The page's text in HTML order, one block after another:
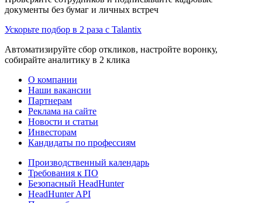
документы без бумаг и личных встреч
Ускорьте подбор в 2 раза с Talantix
Автоматизируйте сбор откликов, настройте воронку,
собирайте аналитику в 2 клика
О компании
Наши вакансии
Партнерам
Реклама на сайте
Новости и статьи
Инвесторам
Кандидаты по профессиям
Производственный календарь
Требования к ПО
Безопасный HeadHunter
HeadHunter API